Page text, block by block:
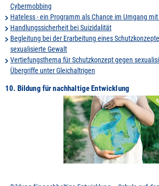
Cybermobbing
Hateless - ein Programm als Chance im Umgang
Handlungssicherheit bei Suizidalität
Begleitung bei der Erarbeitung eines
sexualisierte Gewalt
Vertiefungsthema für Schutzkonzept gegen
Übergriffe unter Gleichaltrigen
10. Bildung für nachhaltige Entwicklung